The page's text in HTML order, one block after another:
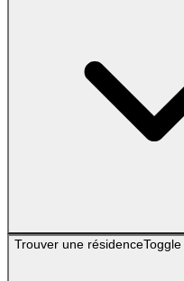
Trouver une résidenceToggle